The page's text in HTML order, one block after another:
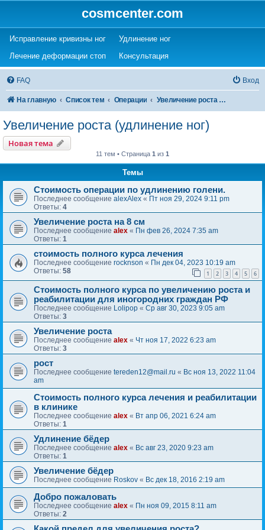
cosmcenter.com
Исправление кривизны ног(Opens a new tab)
Удлинение ног(Opens a new tab)
Лечение деформации стоп(Opens a new tab)
Консультация(Opens a new tab)
FAQ Вход
На главную Список тем Операции Увеличение роста (удлинение ног)
Увеличение роста (удлинение ног)
Новая тема
11 тем • Страница 1 из 1
Темы
Стоимость операции по удлинению голени.
Последнее сообщение alexAlex « Пт ноя 29, 2024 9:11 pm
Ответы: 4
Увеличение роста на 8 см
Последнее сообщение alex « Пн фев 26, 2024 7:35 am
Ответы: 1
стоимость полного курса лечения
Последнее сообщение rocknson « Пн дек 04, 2023 10:19 am
Ответы: 58 1 2 3 4 5 6
Стоимость полного курса по увеличению роста и
реабилитации для иногородних граждан РФ
Последнее сообщение Lolipop « Ср авг 30, 2023 9:05 am
Ответы: 3
Увеличение роста
Последнее сообщение alex « Чт ноя 17, 2022 6:23 am
Ответы: 3
рост
Последнее сообщение tereden12@mail.ru « Вс ноя 13, 2022 11:04
am
Стоимость полного курса лечения и реабилитации
в клинике
Последнее сообщение alex « Вт апр 06, 2021 6:24 am
Ответы: 1
Удлинение бёдер
Последнее сообщение alex « Вс авг 23, 2020 9:23 am
Ответы: 1
Увеличение бёдер
Последнее сообщение Roskov « Вс дек 18, 2016 2:19 am
Добро пожаловать
Последнее сообщение alex « Пн ноя 09, 2015 8:11 am
Ответы: 2